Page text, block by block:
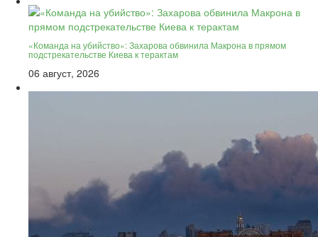
«Команда на убийство»: Захарова обвинила Макрона в прямом
подстрекательстве Киева к терактам
06 август, 2026